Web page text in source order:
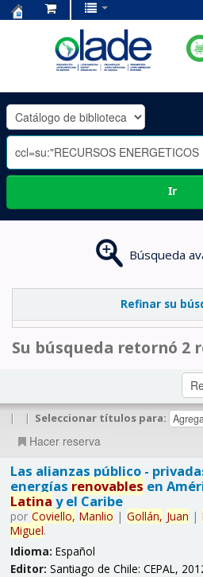
OLADE
-
Ir
Búsqueda
Refinar su
Su búsqueda retornó 2
| | Seleccionar títulos para:
Hacer reserva
Las alianzas público -
energías renovables en
Latina y el Caribe
por Coviello, Manlio | Gollán, Juan |
Miguel.
Idioma: Español
Editor: Santiago de Chile: CEPAL,